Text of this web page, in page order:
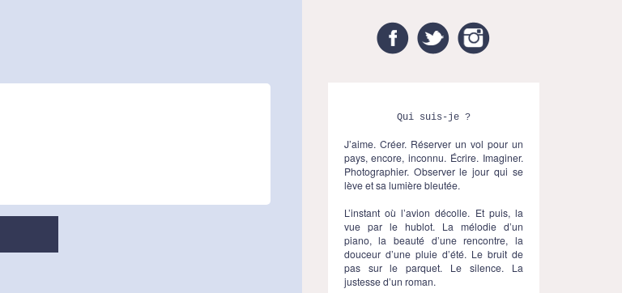
FacebookTwitter
Qui suis-je ?
J’aime. Créer. Réserver un vol pour un
pays, encore, inconnu. Écrire. Imaginer.
Photographier. Observer le jour qui se
lève et sa lumière bleutée.
L’instant où l’avion décolle. Et puis, la
vue par le hublot. La mélodie d’un
piano, la beauté d’une rencontre, la
douceur d’une pluie d’été. Le bruit de
pas sur le parquet. Le silence. La
justesse d’un roman.